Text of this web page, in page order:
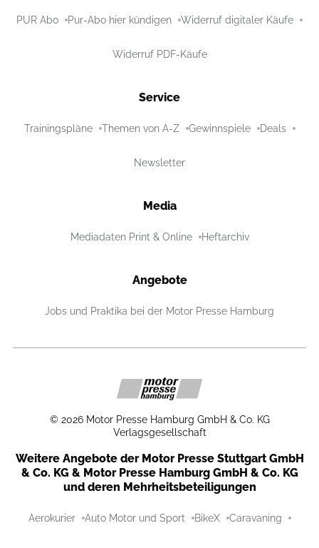
PUR Abo Pur-Abo hier kündigen Widerruf digitaler Käufe
Widerruf PDF-Käufe
Service
Trainingspläne Themen von A-Z Gewinnspiele Deals
Newsletter
Media
Mediadaten Print & Online Heftarchiv
Angebote
Jobs und Praktika bei der Motor Presse Hamburg
© 2026 Motor Presse Hamburg GmbH & Co. KG
Verlagsgesellschaft
Weitere Angebote der Motor Presse Stuttgart GmbH
& Co. KG & Motor Presse Hamburg GmbH & Co. KG
und deren Mehrheitsbeteiligungen
Aerokurier Auto Motor und Sport BikeX Caravaning